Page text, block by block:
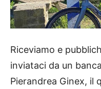
Riceviamo e
inviataci da un
Pierandrea Ginex, il